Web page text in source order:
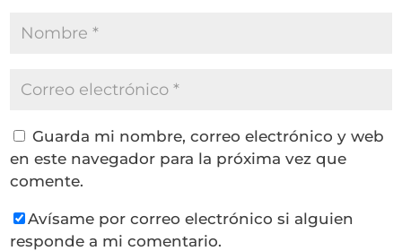
Guarda mi nombre, correo electrónico y web
en este navegador para la próxima vez que
comente.
Avísame por correo electrónico si alguien
responde a mi comentario.